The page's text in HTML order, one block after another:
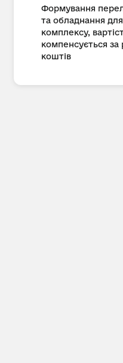
Формування
та обладнання
комплексу,
компенсується
коштів